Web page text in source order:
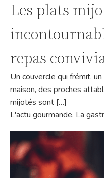
Les plats
repas
Un couvercle qui frémit,
maison, des proches
mijotés sont […]
L'actu gourmande, La